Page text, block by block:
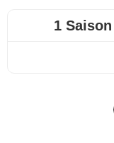
1 Saison